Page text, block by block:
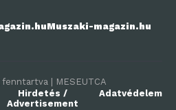
Muszaki-magazin.hu
| MESEUTCA
Hirdetés /
Advertisement
Adatvédelem